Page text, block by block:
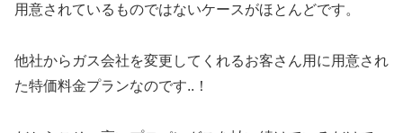
用意されているものではないケースがほとんどです。
他社からガス会社を変更してくれるお客さん用に用意され
た特価料金プランなのです..！